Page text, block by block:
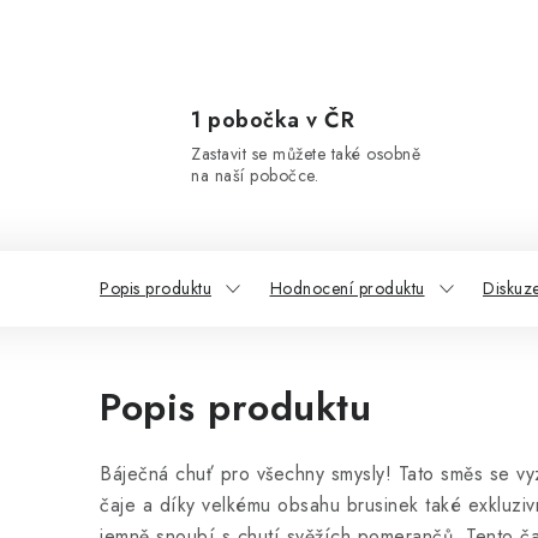
1 pobočka v ČR
Zastavit se můžete také osobně
na naší pobočce.
Popis produktu Hodnocení produktu
Popis produktu
Báječná chuť pro všechny smysly! Tato směs se
čaje a díky velkému obsahu brusinek také